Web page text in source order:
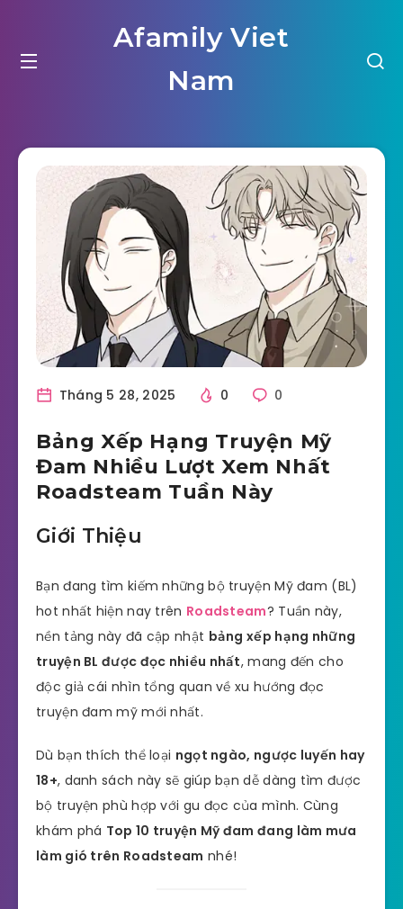
Afamily Viet
Nam
Tháng 5 28, 2025 0 0
Bảng Xếp Hạng Truyện Mỹ
Đam Nhiều Lượt Xem Nhất
Roadsteam Tuần Này
Giới Thiệu
Bạn đang tìm kiếm những bộ truyện Mỹ đam (BL)
hot nhất hiện nay trên Roadsteam? Tuần này,
nền tảng này đã cập nhật bảng xếp hạng những
truyện BL được đọc nhiều nhất, mang đến cho
độc giả cái nhìn tổng quan về xu hướng đọc
truyện đam mỹ mới nhất.
Dù bạn thích thể loại ngọt ngào, ngược luyến hay
18+, danh sách này sẽ giúp bạn dễ dàng tìm được
bộ truyện phù hợp với gu đọc của mình. Cùng
khám phá Top 10 truyện Mỹ đam đang làm mưa
làm gió trên Roadsteam nhé!